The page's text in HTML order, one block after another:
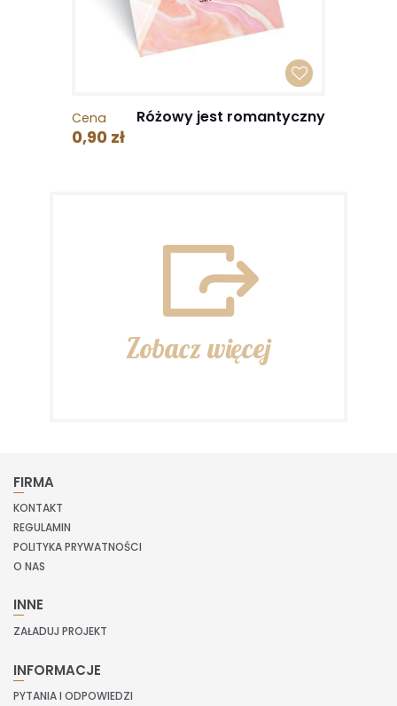
Cena
0,90 zł
Różowy jest romantyczny
Zobacz więcej
FIRMA
KONTAKT
REGULAMIN
POLITYKA PRYWATNOŚCI
O NAS
INNE
ZAŁADUJ PROJEKT
INFORMACJE
PYTANIA I ODPOWIEDZI